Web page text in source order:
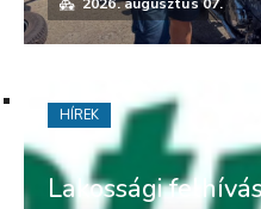
2026. augusztus 07.
Lakossági
HÍREK